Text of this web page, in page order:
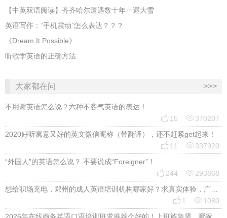
【中英双语阅读】齐齐哈尔遭遇数十年一遇大雪
英语写作：“手机震动”怎么表达？？？
《Dream It Possible》
听歌学英语的正确方法
大家都在问 >>>
不用谢英语怎么说？六种不客气英语的表达！
 15 370207
2020好听寓意又好的英文微信昵称（带翻译），还不赶紧get起来！
 11 337920
“外国人”的英语怎么说？ 不要说成“Foreigner”！
 244 293868
想给职场充电，郑州的成人英语培训机构哪家好？求真实体验，广告勿扰，感谢！
 1 1080